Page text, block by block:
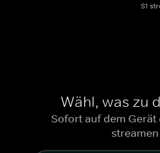
S1
Wähl, was zu
Sofort auf dem Gerät
streamen